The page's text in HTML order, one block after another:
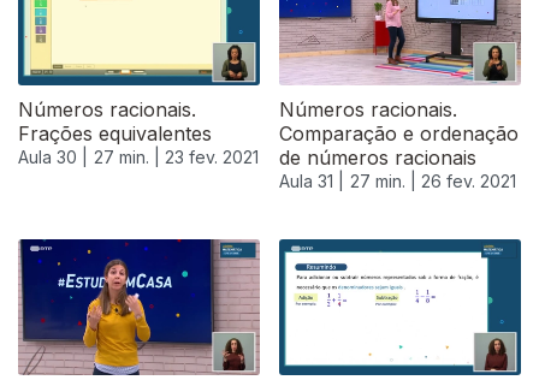
Números racionais.
Frações equivalentes
Aula 30 | 27 min. | 23 fev. 2021
Números racionais.
Comparação e ordenação
de números racionais
Aula 31 | 27 min. | 26 fev. 2021